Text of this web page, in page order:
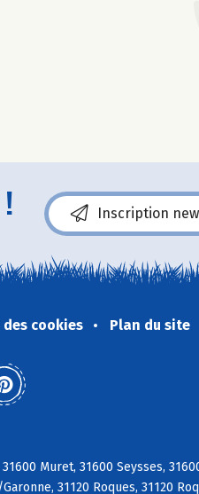
Inscription
cookies Plan du site
Muret, 31600 Seysses,
31120 Roques, 31120